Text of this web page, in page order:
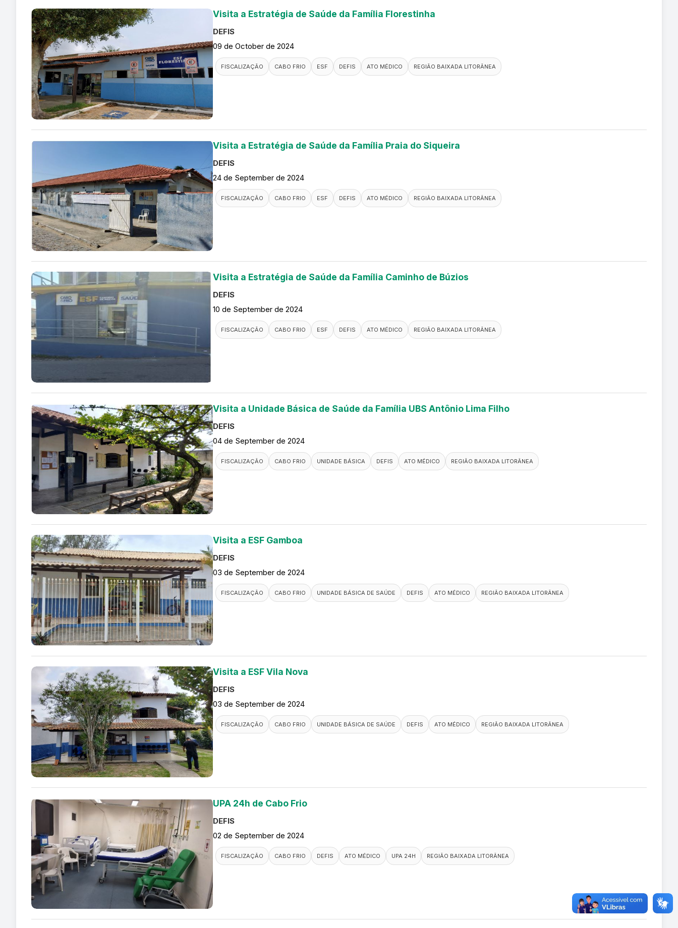
Visita a Estratégia de Saúde da Família Florestinha
DEFIS
09 de October de 2024
FISCALIZAÇÃO CABO FRIO ESF DEFIS ATO MÉDICO REGIÃO BAIXADA LITORÂNEA
Visita a Estratégia de Saúde da Família Praia do Siqueira
DEFIS
24 de September de 2024
FISCALIZAÇÃO CABO FRIO ESF DEFIS ATO MÉDICO REGIÃO BAIXADA LITORÂNEA
Visita a Estratégia de Saúde da Família Caminho de Búzios
DEFIS
10 de September de 2024
FISCALIZAÇÃO CABO FRIO ESF DEFIS ATO MÉDICO REGIÃO BAIXADA LITORÂNEA
Visita a Unidade Básica de Saúde da Família UBS Antônio Lima Filho
DEFIS
04 de September de 2024
FISCALIZAÇÃO CABO FRIO UNIDADE BÁSICA DEFIS ATO MÉDICO REGIÃO BAIXADA LITORÂNEA
Visita a ESF Gamboa
DEFIS
03 de September de 2024
FISCALIZAÇÃO CABO FRIO UNIDADE BÁSICA DE SAÚDE DEFIS ATO MÉDICO REGIÃO BAIXADA LITORÂNEA
Visita a ESF Vila Nova
DEFIS
03 de September de 2024
FISCALIZAÇÃO CABO FRIO UNIDADE BÁSICA DE SAÚDE DEFIS ATO MÉDICO REGIÃO BAIXADA LITORÂNEA
UPA 24h de Cabo Frio
DEFIS
02 de September de 2024
FISCALIZAÇÃO CABO FRIO DEFIS ATO MÉDICO UPA 24H REGIÃO BAIXADA LITORÂNEA